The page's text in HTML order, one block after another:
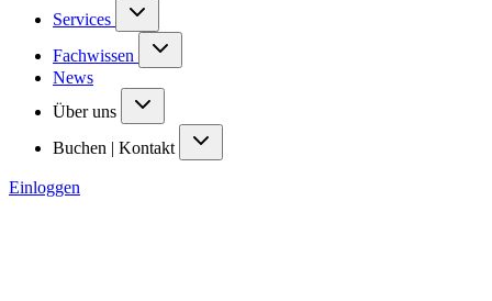
Services
Fachwissen
News
Über uns
Buchen | Kontakt
Einloggen